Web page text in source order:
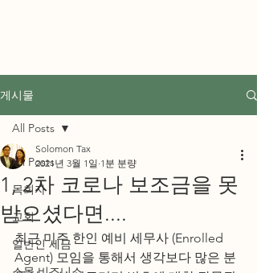
게시물
All Posts
목회자
교회
일반인 세금
All Posts
1, 2차 코로나 보조금을 못
받으셨다면....
Solomon Tax
2021년 3월 1일 1분 분량
최근 미주 한인 예비 세무사 (Enrolled
Agent) 모임을 통해서 생각보다 많은 분